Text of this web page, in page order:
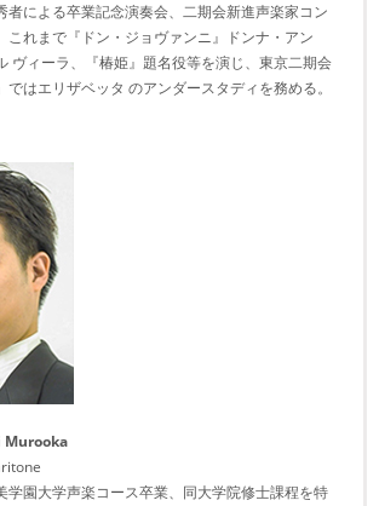
者による卒業記念演奏会、二期会新進声楽家コン
これまで『ドン・ジョヴァンニ』ドンナ・アン
ヴィーラ、『椿姫』題名役等を演じ、東京二期会
ではエリザベッタ のアンダースタディを務める。
Murooka
学園大学声楽コース卒業、同大学院修士課程を特